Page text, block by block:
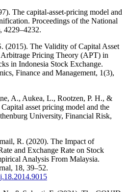
The capital-asset-pricing model and
Proceedings of the National
4229–4232.
(2015). The Validity of Capital Asset
Pricing Theory (APT) in
in Indonesia Stock Exchange.
Finance and Management, 1(3),
A., Aukea, L., Rootzen, P. H., &
asset pricing model and the
University, Financial Risk,
R. (2020). The Impact of
and Exchange Rate on Stock
Analysis From Malaysia.
18, 39–52.